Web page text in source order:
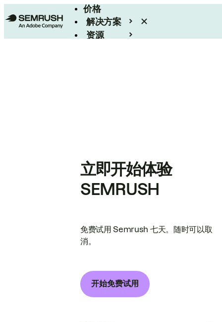
价格
解决方案
资源
立即开始体验
SEMRUSH
免费试用 Semrush 七天。随时可以取
消。
开始免费试用